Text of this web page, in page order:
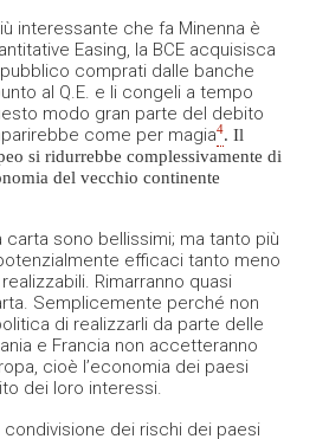
interessante che fa Minenna è
Easing, la BCE acquisisca
comprati dalle banche
al Q.E. e li congeli a tempo
modo gran parte del debito
come per magia4. Il
si ridurrebbe complessivamente di
del vecchio continente
carta sono bellissimi; ma tanto più
efficaci tanto meno
Rimarranno quasi
Semplicemente perché non
di realizzarli da parte delle
e Francia non accetteranno
cioè l’economia dei paesi
dei loro interessi.
condivisione dei rischi dei paesi